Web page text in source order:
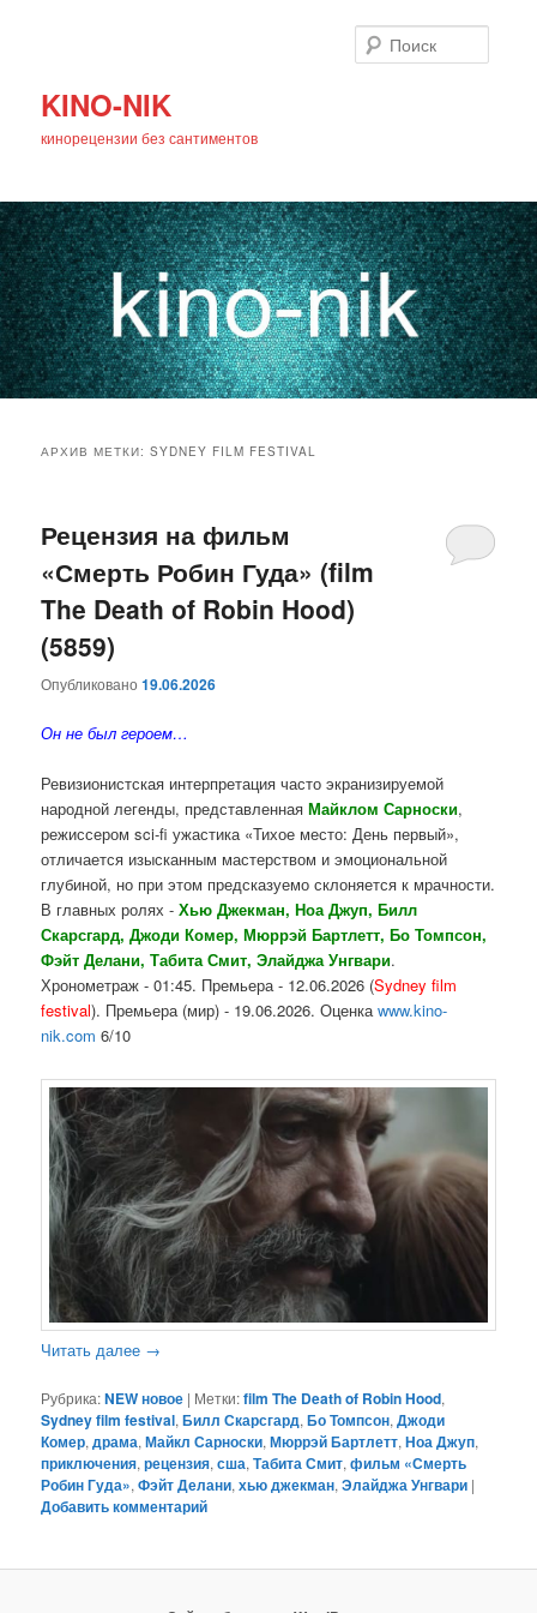
KINO-NIK
кинорецензии без сантиментов
основному
содержимому
дополнительному
содержимому
АРХИВ МЕТКИ:SYDNEY FILM FESTIVAL
Рецензия на фильм
«Смерть Робин Гуда» (film
The Death of Robin Hood)
(5859)
Опубликовано19.06.2026
Он не был героем…
Ревизионистская интерпретация часто экранизируемой
народной легенды, представленнаяМайклом Сарноски,
режиссером sci-fi ужастика «Тихое место: День первый»,
отличается изысканным мастерством и эмоциональной
глубиной, но при этом предсказуемо склоняется к мрачности.
В главных ролях -Хью Джекман, Ноа Джуп, Билл
Скарсгард, Джоди Комер, Мюррэй Бартлетт, Бо Томпсон,
Фэйт Делани, Табита Смит, Элайджа Унгвари.
Хронометраж - 01:45. Премьера - 12.06.2026 (Sydney film
festival). Премьера (мир) - 19.06.2026. Оценкаwww.kino-
nik.com 6/10
Читать далее →
Рубрика:NEW новое | Метки:film The Death of Robin Hood,
Sydney film festival,Билл Скарсгард,Бо Томпсон,Джоди
Комер,драма,Майкл Сарноски,Мюррэй Бартлетт,Ноа Джуп,
приключения,рецензия,сша,Табита Смит,фильм «Смерть
Робин Гуда»,Фэйт Делани,хью джекман,Элайджа Унгвари |
Добавить комментарий